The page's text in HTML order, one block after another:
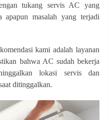
tukang servis AC yang
apapun masalah yang terjadi
kami adalah layanan
bahwa AC sudah bekerja
lokasi servis dan
ditinggalkan.